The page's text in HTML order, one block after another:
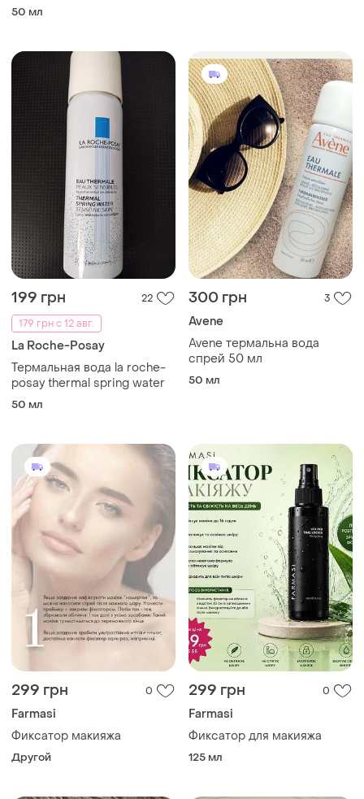
тревел формат 50 мл
50 мл
199 грн
22
179 грн с 12 авг.
La Roche-Posay
Термальная вода la roche-
posay thermal spring water
50 мл
300 грн 3
Avene
Avene термальна вода
спрей 50 мл
50 мл
299 грн 0
Farmasi
Фиксатор макияжа
Другой
299 грн 0
Farmasi
Фиксатор для макияжа
125 мл